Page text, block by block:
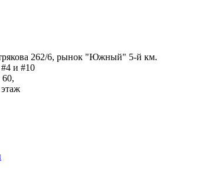
262/6, рынок "Южный" 5-й км.
и #10
60,